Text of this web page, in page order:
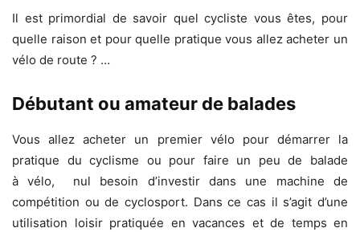
Il est primordial de savoir quel cycliste vous êtes, pour
quelle raison et pour quelle pratique vous allez acheter un
vélo de route ? …
Débutant ou amateur de balades
Vous allez acheter un premier vélo pour démarrer la
pratique du cyclisme ou pour faire un peu de balade
à vélo, nul besoin d’investir dans une machine de
compétition ou de cyclosport. Dans ce cas il s’agit d’une
utilisation loisir pratiquée en vacances et de temps en